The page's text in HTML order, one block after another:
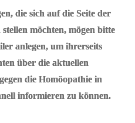
die sich auf die Seite der
möchten, mögen bitte
anlegen, um ihrerseits
über die aktuellen
die Homöopathie in
informieren zu können.